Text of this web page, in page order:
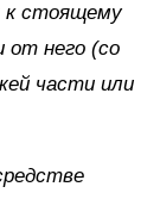
к стоящему
от него (со
части или